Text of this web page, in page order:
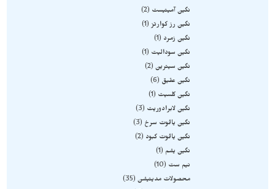
نگین آمیتیست
2
نگین رز کوارتز 1
نگین زمرد
1
نگین سودالیت
1
نگین سیترین 2
نگین عقیق
6
نگین کلسیت
1
نگین لابرادوریت
3
نگین یاقوت سرخ
3
نگین یاقوت کبود
2
نگین یشم
1
نیم ست
10
محصولات مدیتیشن 35